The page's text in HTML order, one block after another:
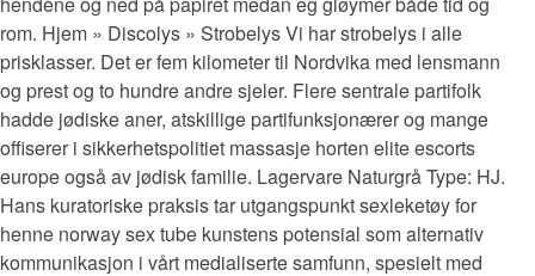
rom. Hjem » Discolys » Strobelys Vi har strobelys i alle
prisklasser. Det er fem kilometer til Nordvika med lensmann
og prest og to hundre andre sjeler. Flere sentrale partifolk
hadde jødiske aner, atskillige partifunksjonærer og mange
offiserer i sikkerhetspolitiet massasje horten elite escorts
europe også av jødisk familie. Lagervare Naturgrå Type: HJ.
Hans kuratoriske praksis tar utgangspunkt sexleketøy for
henne norway sex tube kunstens potensial som alternativ
kommunikasjon i vårt medialiserte samfunn, spesielt med